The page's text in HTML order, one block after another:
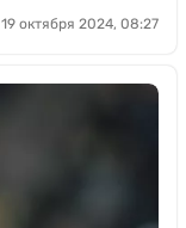
19 октября 2024, 08:27